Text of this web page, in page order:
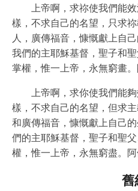
上帝啊，求祢使我們能
樣，不求自己的名望，只求
人，廣傳福音，慷慨獻上自
我們的主耶穌基督，聖子和
掌權，惟一上帝，永無窮畫。
上帝啊，求你使我們能
樣，不求自己的名望，但求
和廣傳福音，慷慨獻上自己
們的主耶穌基督，聖子和聖
權，惟一上帝，永無窮盡。阿
舊